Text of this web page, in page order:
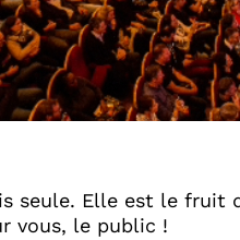
seule. Elle est le
vous, le public !